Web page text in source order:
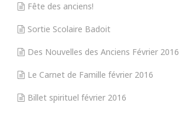
Fête des anciens!
Sortie Scolaire Badoit
Des Nouvelles des Anciens Février 2016
Le Carnet de Famille février 2016
Billet spirituel février 2016